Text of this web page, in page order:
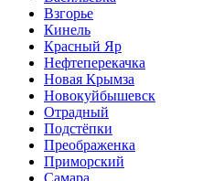
Взгорье
Кинель
Красный Яр
Нефтеперекачка
Новая Крымза
Новокуйбышевск
Отрадный
Подстёпки
Преображенка
Приморский
Самара